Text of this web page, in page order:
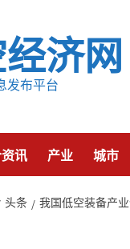
济网
发布平台
讯 产业 城市
头条 我国低空装备产